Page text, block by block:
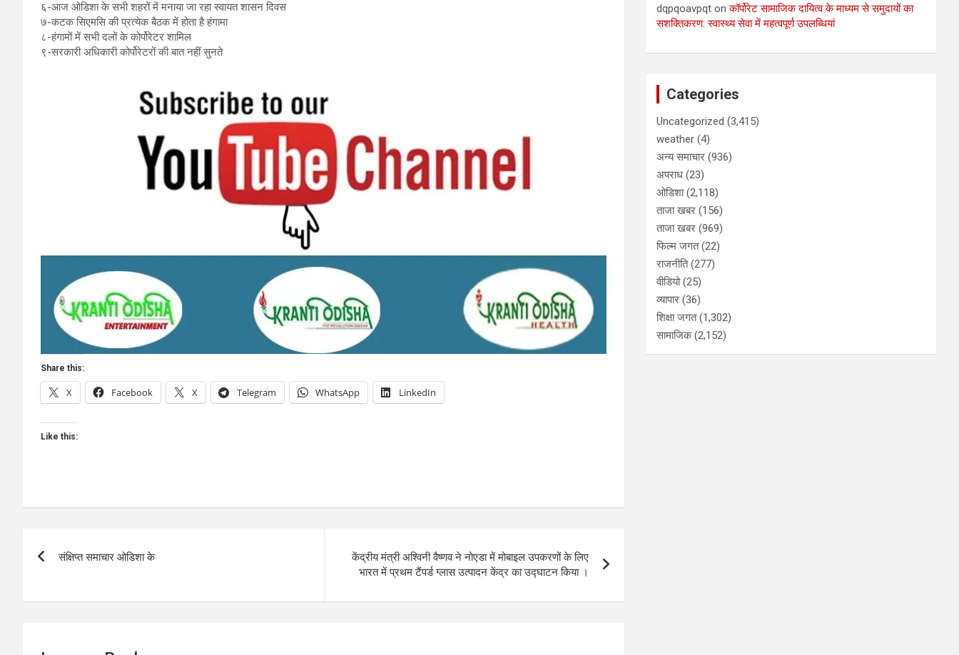
६-आज ओडिशा के सभी शहरों में मनाया जा रहा स्वायत शासन दिवस
७-कटक सिएमसि की प्रत्येक बैठक में होता है हंगामा
८-हंगामों में सभी दलों के कोर्पोरेटर शामिल
९-सरकारी अधिकारी कोर्पोरेटरों की बात नहीं सुनते
Share this:
X Facebook X Telegram WhatsApp LinkedIn
Like this:
संक्षिप्त समाचार ओडिशा के
केंद्रीय मंत्री अश्विनी वैष्णव ने नोएडा में मोबाइल उपकरणों के लिए
भारत में प्रथम टैंपर्ड ग्लास उत्पादन केंद्र का उद्घाटन किया ।
dqpqoavpqt onकॉर्पोरेट सामाजिक दायित्व के माध्यम से समुदायों का
सशक्तिकरण: स्वास्थ्य सेवा में महत्वपूर्ण उपलब्धियां
Categories
Uncategorized (3,415)
weather (4)
अन्य समाचार (936)
अपराध (23)
ओडिशा(2,118)
ताजा खबर (156)
ताजा खबर (969)
फिल्म जगत(22)
राजनीति(277)
वीडियो(25)
व्यापार (36)
शिक्षा जगत(1,302)
सामाजिक(2,152)